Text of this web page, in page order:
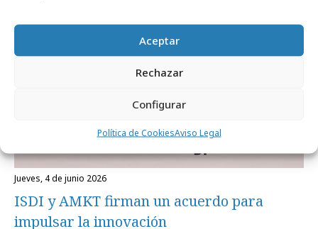
Aceptar
Rechazar
Configurar
Política de CookiesAviso Legal
jueves, 4 de junio 2026
ISDI y AMKT firman un acuerdo para
impulsar la innovación